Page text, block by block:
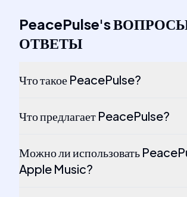
PeacePulse's
ОТВЕТЫ
Что такое PeacePulse?
Что предлагает PeacePulse?
Можно ли использовать
Apple Music?